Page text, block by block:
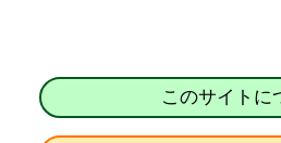
このサイトに